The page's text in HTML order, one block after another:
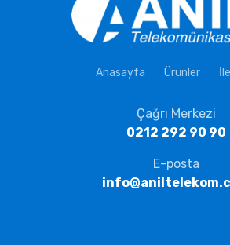
Anasayfa Ürünler
Çağrı Merkezi
0212 292 90 90
E-posta